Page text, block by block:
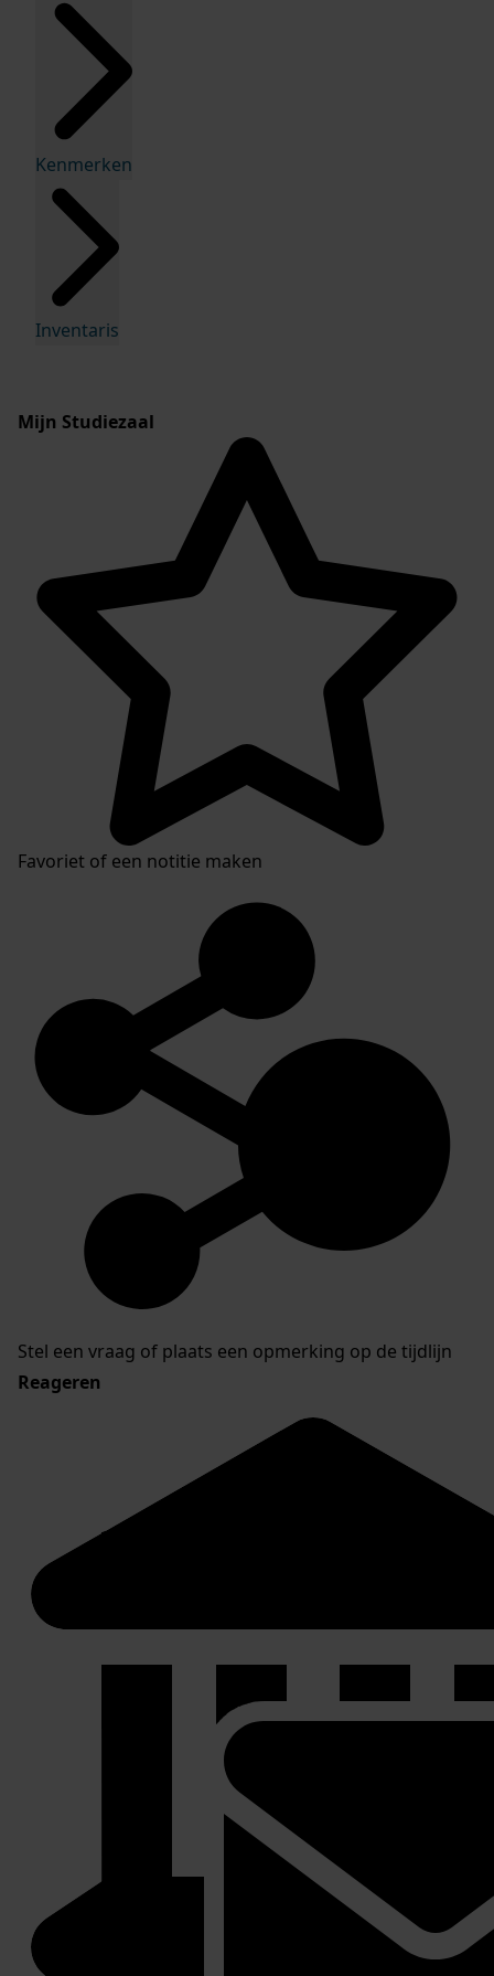
Kenmerken
Inventaris
Mijn Studiezaal
Favoriet of een notitie maken
Stel een vraag of plaats een opmerking op de tijdlijn
Reageren